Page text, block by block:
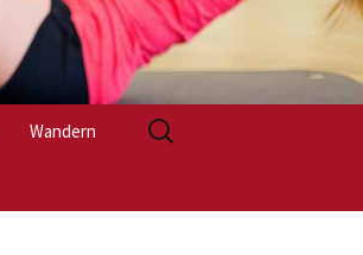
Wandern
Suchen
nach: